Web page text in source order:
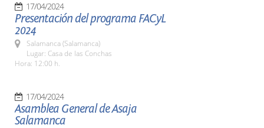
17/04/2024
Presentación del programa FACyL
2024
Salamanca (Salamanca)
Lugar: Casa de las Conchas
Hora: 12:00 h.
17/04/2024
Asamblea General de Asaja
Salamanca